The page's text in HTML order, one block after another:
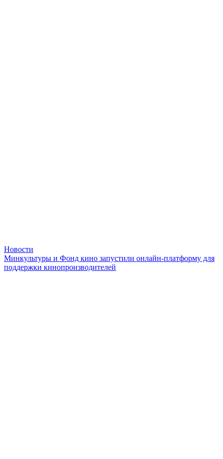
Новости
Минкультуры и Фонд кино запустили онлайн-платформу для
поддержки кинопроизводителей